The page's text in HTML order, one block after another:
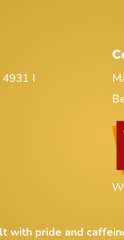
4931 I
with pride and